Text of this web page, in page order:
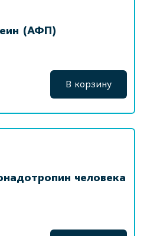
(АФП)
В корзину
человека